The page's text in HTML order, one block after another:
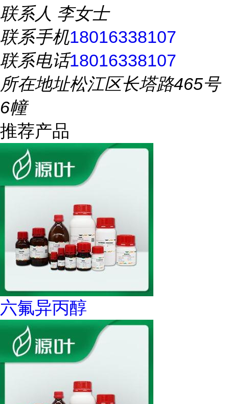
联系人 李女士
联系手机18016338107
联系电话18016338107
所在地址松江区长塔路465号
6幢
推荐产品
六氟异丙醇